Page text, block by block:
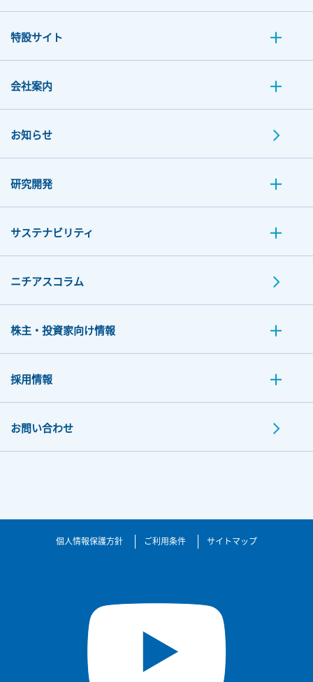
特設サイト
会社案内
お知らせ
研究開発
サステナビリティ
ニチアスコラム
株主・投資家向け情報
採用情報
お問い合わせ
個人情報保護方針 ご利用条件 サイトマップ